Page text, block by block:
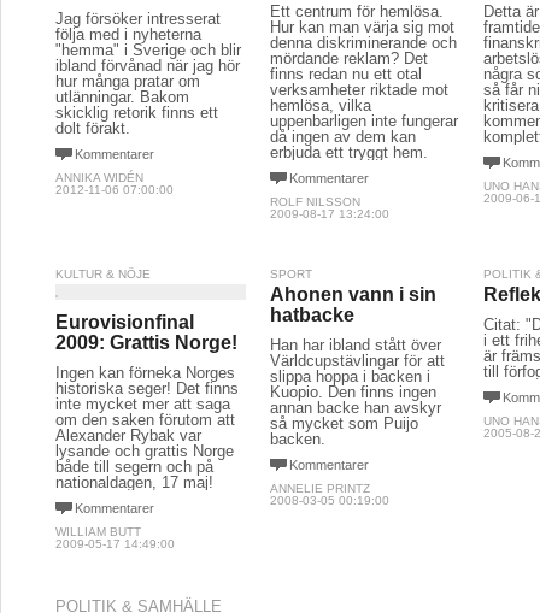
Jag försöker intresserat
följa med i nyheterna
"hemma" i Sverige och blir
ibland förvånad när jag hör
hur många pratar om
utlänningar. Bakom
skicklig retorik finns ett
dolt förakt.
Kommentarer
ANNIKA WIDÉN
2012-11-06 07:00:00
Ett centrum för hemlösa.
Hur kan man värja sig mot
denna diskriminerande och
mördande reklam? Det
finns redan nu ett otal
verksamheter riktade mot
hemlösa, vilka
uppenbarligen inte fungerar
då ingen av dem kan
erbjuda ett tryggt hem.
Kommentarer
ROLF NILSSON
2009-08-17 13:24:00
Detta
några
så får
UNO
2009-06-
KULTUR & NÖJE
Eurovisionfinal
2009: Grattis Norge!
Ingen kan förneka Norges
historiska seger! Det finns
inte mycket mer att saga
om den saken förutom att
Alexander Rybak var
lysande och grattis Norge
både till segern och på
nationaldagen, 17 maj!
Kommentarer
WILLIAM BUTT
2009-05-17 14:49:00
SPORT
Ahonen vann i sin
hatbacke
Han har ibland stått över
Världcupstävlingar för att
slippa hoppa i backen i
Kuopio. Den finns ingen
annan backe han avskyr
så mycket som Puijo
backen.
Kommentarer
ANNELIE PRINTZ
2008-03-05 00:19:00
POLITIK
Citat:
i ett
är
till
UNO
2005-08-
POLITIK & SAMHÄLLE